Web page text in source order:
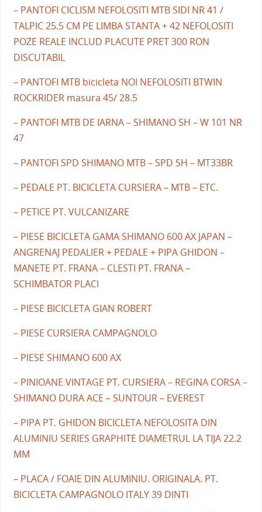
– PANTOFI CICLISM NEFOLOSITI MTB SIDI NR 41 /
TALPIC 25.5 CM PE LIMBA STANTA + 42 NEFOLOSITI
POZE REALE INCLUD PLACUTE PRET 300 RON
DISCUTABIL
– PANTOFI MTB bicicleta NOI NEFOLOSITI BTWIN
ROCKRIDER masura 45/ 28.5
– PANTOFI MTB DE IARNA – SHIMANO SH – W 101 NR
47
– PANTOFI SPD SHIMANO MTB – SPD SH – MT33BR
– PEDALE PT. BICICLETA CURSIERA – MTB – ETC.
– PETICE PT. VULCANIZARE
– PIESE BICICLETA GAMA SHIMANO 600 AX JAPAN –
ANGRENAJ PEDALIER + PEDALE + PIPA GHIDON –
MANETE PT. FRANA – CLESTI PT. FRANA –
SCHIMBATOR PLACI
– PIESE BICICLETA GIAN ROBERT
– PIESE CURSIERA CAMPAGNOLO
– PIESE SHIMANO 600 AX
– PINIOANE VINTAGE PT. CURSIERA – REGINA CORSA –
SHIMANO DURA ACE – SUNTOUR – EVEREST
– PIPA PT. GHIDON BICICLETA NEFOLOSITA DIN
ALUMINIU SERIES GRAPHITE DIAMETRUL LA TIJA 22.2
MM
– PLACA / FOAIE DIN ALUMINIU. ORIGINALA. PT.
BICICLETA CAMPAGNOLO ITALY 39 DINTI